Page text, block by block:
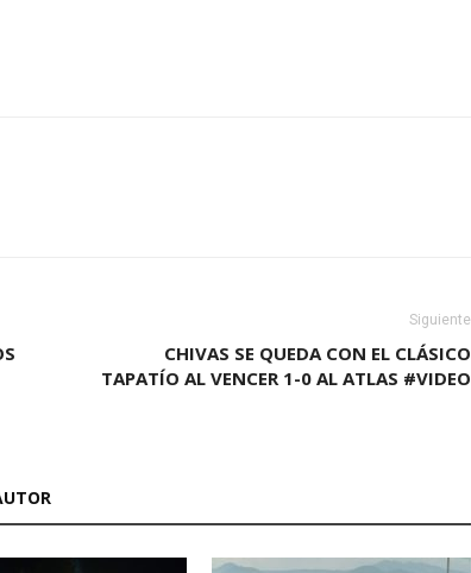
Siguiente
CHIVAS SE QUEDA CON EL CLÁSICO
TAPATÍO AL VENCER 1-0 AL ATLAS #VIDEO